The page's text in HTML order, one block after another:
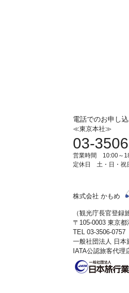
電話でのお申し
≪東京本社≫
03-
営業時間 10:00～
定休日 土・日・祝
株式会社 かもめ
（観光庁長官登録
〒105-0003 東京
TEL 03-3506-
一般社団法人 日本
IATA公認旅客代理